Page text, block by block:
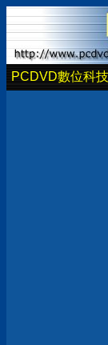
PCDVD數位科